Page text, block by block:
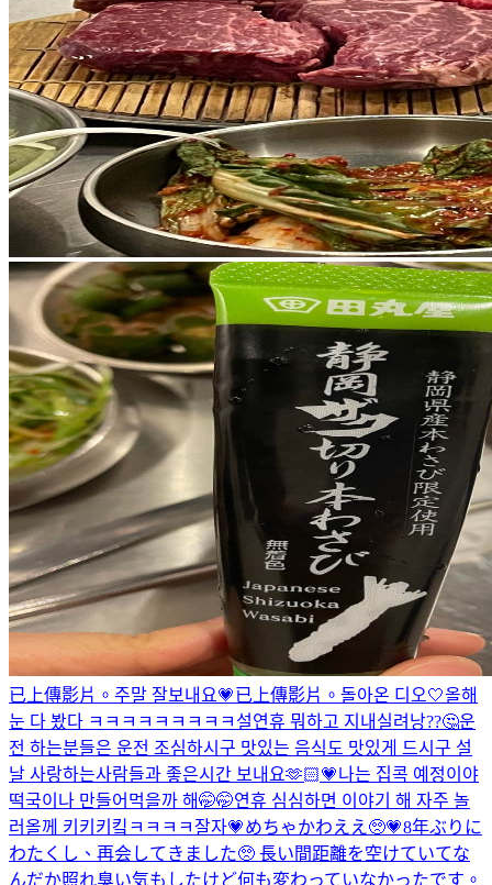
已上傳影片。 주말 잘보내요💗已上傳影片。 돌아온 디오🤍올해
눈 다 봤다 ㅋㅋㅋㅋㅋㅋㅋㅋㅋ 설연휴 뭐하고 지내실려낭??🤔운
전 하는분들은 운전 조심하시구 맛있는 음식도 맛있게 드시구 설
날 사랑하는사람들과 좋은시간 보내요🫶🏻💗나는 집콕 예정이야
떡국이나 만들어먹을까 해🤭🤭연휴 심심하면 이야기 해 자주 놀
러올께 키키키킼ㅋㅋㅋㅋ잘자💗めちゃかわええ🥺💗8年ぶりに
わたくし、再会してきました🥺 長い間距離を空けていてな
んだか照れ臭い気もしたけど何も変わっていなかったです。